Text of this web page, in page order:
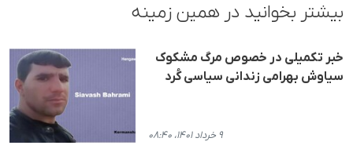
بیشتر بخوانید در همین زمینه
خبر تکمیلی در خصوص مرگ مشکوک
سیاوش بهرامی زندانی سیاسی کُرد
۹ خرداد ۱۴۰۱، ۰۸:۴۰